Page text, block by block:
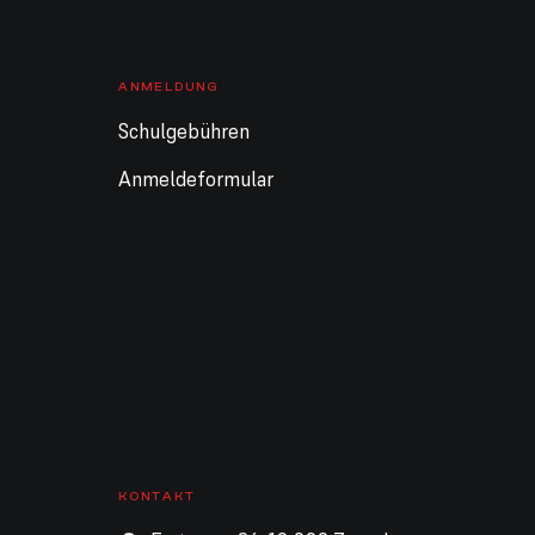
ANMELDUNG
Schulgebühren
Anmeldeformular
KONTAKT